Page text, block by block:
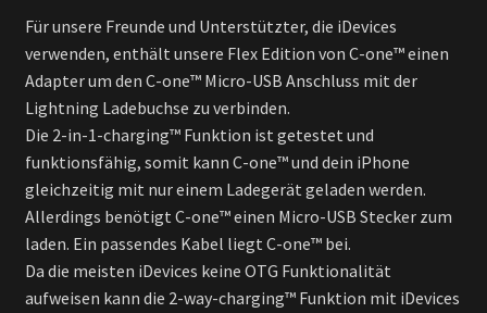
Für unsere Freunde und Unterstützter, die iDevices
verwenden, enthält unsere Flex Edition von C-one™ einen
Adapter um den C-one™ Micro-USB Anschluss mit der
Lightning Ladebuchse zu verbinden.
Die 2-in-1-charging™ Funktion ist getestet und
funktionsfähig, somit kann C-one™ und dein iPhone
gleichzeitig mit nur einem Ladegerät geladen werden.
Allerdings benötigt C-one™ einen Micro-USB Stecker zum
laden. Ein passendes Kabel liegt C-one™ bei.
Da die meisten iDevices keine OTG Funktionalität
aufweisen kann die 2-way-charging™ Funktion mit iDevices